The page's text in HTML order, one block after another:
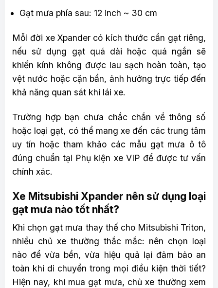
Gạt mưa phía sau: 12 inch ~ 30 cm
Mỗi đời xe Xpander có kích thước cần gạt riêng,
nếu sử dụng gạt quá dài hoặc quá ngắn sẽ
khiến kính không được lau sạch hoàn toàn, tạo
vệt nước hoặc cặn bẩn, ảnh hưởng trực tiếp đến
khả năng quan sát khi lái xe.
Trường hợp bạn chưa chắc chắn về thông số
hoặc loại gạt, có thể mang xe đến các trung tâm
uy tín hoặc tham khảo các mẫu gạt mưa ô tô
đúng chuẩn tại Phụ kiện xe VIP để được tư vấn
chính xác.
Xe Mitsubishi Xpander nên sử dụng loại
gạt mưa nào tốt nhất?
Khi chọn gạt mưa thay thế cho Mitsubishi Triton,
nhiều chủ xe thường thắc mắc: nên chọn loại
nào để vừa bền, vừa hiệu quả lại đảm bảo an
toàn khi di chuyển trong mọi điều kiện thời tiết?
Hiện nay, khi mua gạt mưa, chủ xe thường xem